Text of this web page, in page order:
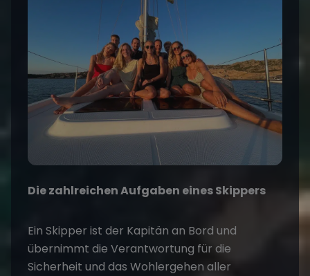
Die zahlreichen Aufgaben eines Skippers
Ein Skipper ist der Kapitän an Bord und
übernimmt die Verantwortung für die
Sicherheit und das Wohlergehen aller